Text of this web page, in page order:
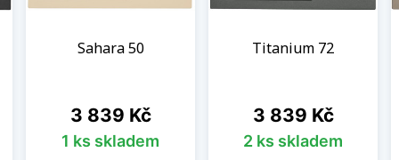
Sahara 50
Cena
3 839 Kč
1 ks skladem
Titanium 72
Cena
3 839 Kč
2 ks skladem